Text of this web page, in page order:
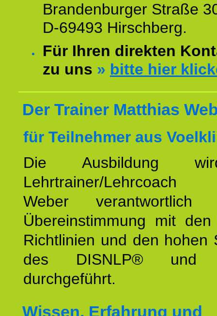
Brandenburger Straße
D-69493 Hirschberg.
Für Ihren direkten
zu uns » bitte hier
Der Trainer Matthias
für Teilnehmer aus
Die Ausbildung
Lehrtrainer/Lehrcoach
Weber
Übereinstimmung mit den
Richtlinien und den hohen
des DISNLP® und
durchgeführt.
Wissen, Erfahrung und